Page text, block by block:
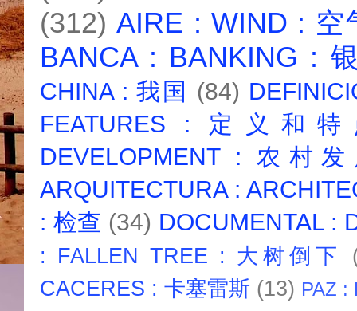
(312) AIRE : WIND : 空
BANCA : BANKING :
CHINA : 我国 (84)
FEATURES : 定义和
DEVELOPMENT : 农村
ARQUITECTURA :
: 检查 (34) DOCUMENTAL :
: FALLEN TREE : 大树倒下
CACERES : 卡塞雷斯 (13) PAZ :